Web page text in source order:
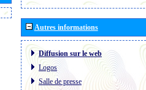
Autres informations
Diffusion sur le web
Logos
Salle de presse